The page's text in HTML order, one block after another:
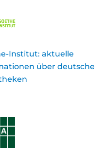
Institut: aktuelle
über deutsche